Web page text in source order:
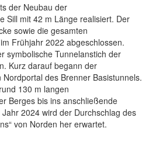
der Neubau der
Sill mit 42 m Länge realisiert. Der
sowie die gesamten
Frühjahr 2022 abgeschlossen.
symbolische Tunnelanstich der
Kurz darauf begann der
des Brenner Basistunnels.
130 m langen
Berges bis ins anschließende
2024 wird der Durchschlag des
von Norden her erwartet.